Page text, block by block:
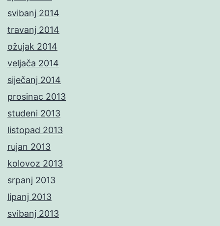
svibanj 2014
travanj 2014
ožujak 2014
veljača 2014
siječanj 2014
prosinac 2013
studeni 2013
listopad 2013
rujan 2013
kolovoz 2013
srpanj 2013
lipanj 2013
svibanj 2013